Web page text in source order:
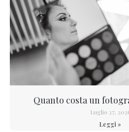
Quanto costa un
Luglio 27,
Leggi »